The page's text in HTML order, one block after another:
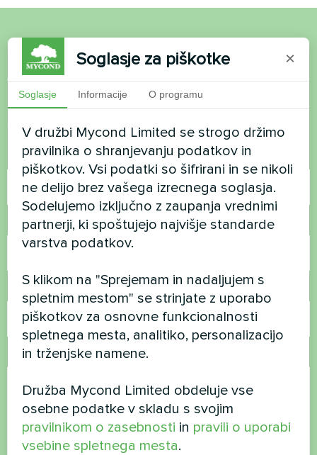
Želite kupiti ali imate
vprašanja?
Ime
Telefonska številka
E-pošta
Komentar
Soglasje za piškotke ×
Soglasje Informacije O programu
V družbi Mycond Limited se strogo držimo
pravilnika o shranjevanju podatkov in
piškotkov. Vsi podatki so šifrirani in se nikoli
ne delijo brez vašega izrecnega soglasja.
Sodelujemo izključno z zaupanja vrednimi
partnerji, ki spoštujejo najvišje standarde
varstva podatkov.
S klikom na "Sprejemam in nadaljujem s
spletnim mestom" se strinjate z uporabo
piškotkov za osnovne funkcionalnosti
spletnega mesta, analitiko, personalizacijo
in trženjske namene.
Družba Mycond Limited obdeluje vse
osebne podatke v skladu s svojim
pravilnikom o zasebnosti in pravili o uporabi
vsebine spletnega mesta.